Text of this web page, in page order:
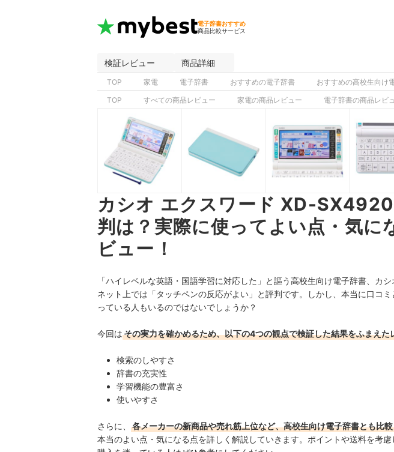
電子辞書おすすめ
商品比較サービス
検証レビュー 商品詳細
TOP 家電 電子辞書 おすすめの電子辞書 おすすめの高校生向け
TOP すべての商品レビュー 家電の商品レビュー 電子辞書の商品レビ
カシオ エクスワード XD-
判は？実際に使ってよい点・気に
ビュー！
「ハイレベルな英語・国語学習に対応した」と謳う高校生向け電子辞書、カ
ネット上では「タッチペンの反応がよい」と評判です。しかし、本当に口コミ
っている人もいるのではないでしょうか？
今回はその実力を確かめるため、以下の4つの観点で検証した結果をふまえた
検索のしやすさ
辞書の充実性
学習機能の豊富さ
使いやすさ
さらに、 各メーカーの新商品や売れ筋上位など、高校生向け電子辞書とも比較
本当のよい点・気になる点を詳しく解説していきます。ポイントや送料を考慮